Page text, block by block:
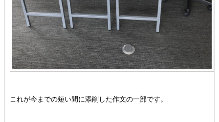
これが今までの短い間に添削した作文の一部です。